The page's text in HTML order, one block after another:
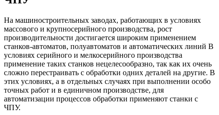
На машиностроительных заводах, работающих в условиях
массового и крупносерийного производства, рост
производительности достигается широким применением
станков-автоматов, полуавтоматов и автоматических линий В
условиях серийного и мелкосерийного производства
применение таких станков нецелесообразно, так как их очень
сложно перестраивать с обработки одних деталей на другие. В
этих условиях, а в отдельных случаях при выполнении особо
точных работ и в единичном производстве, для
автоматизации процессов обработки применяют станки с
ЧПУ.